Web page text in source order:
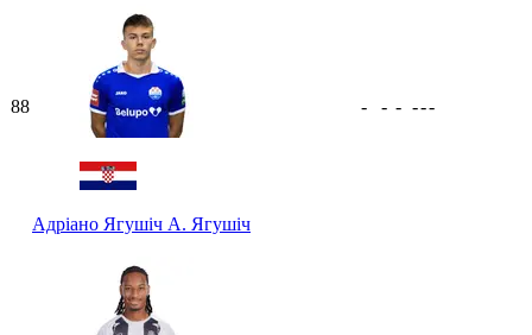
88
Адріано Ягушіч А. Ягушіч
- - - ---